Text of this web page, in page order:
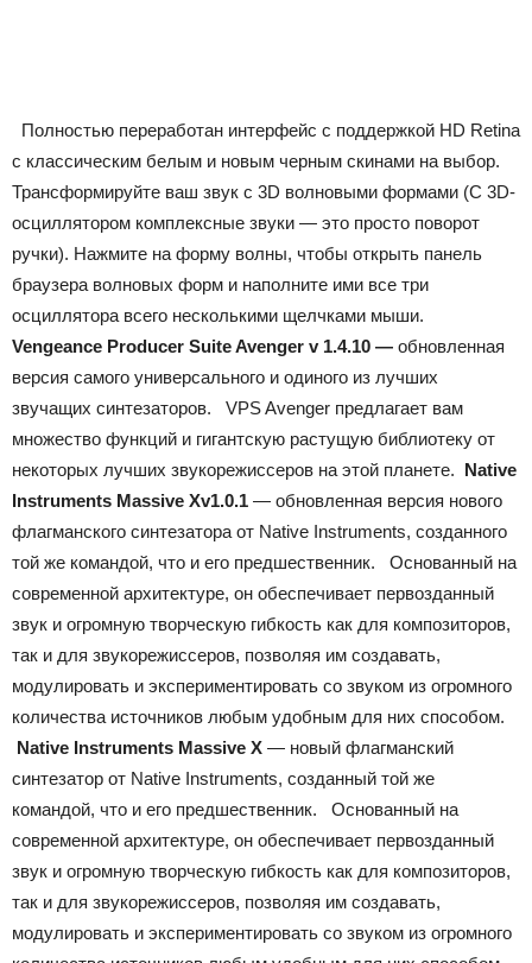
Полностью переработан интерфейс с поддержкой HD Retina
с классическим белым и новым черным скинами на выбор.
Трансформируйте ваш звук с 3D волновыми формами (С 3D-
осциллятором комплексные звуки — это просто поворот
ручки). Нажмите на форму волны, чтобы открыть панель
браузера волновых форм и наполните ими все три
осциллятора всего несколькими щелчками мыши.
Vengeance Producer Suite Avenger v 1.4.10 — обновленная
версия самого универсального и одиного из лучших
звучащих синтезаторов. VPS Avenger предлагает вам
множество функций и гигантскую растущую библиотеку от
некоторых лучших звукорежиссеров на этой планете. Native
Instruments Massive Xv1.0.1 — обновленная версия нового
флагманского синтезатора от Native Instruments, созданного
той же командой, что и его предшественник. Основанный на
современной архитектуре, он обеспечивает первозданный
звук и огромную творческую гибкость как для композиторов,
так и для звукорежиссеров, позволяя им создавать,
модулировать и экспериментировать со звуком из огромного
количества источников любым удобным для них способом.
Native Instruments Massive X — новый флагманский
синтезатор от Native Instruments, созданный той же
командой, что и его предшественник. Основанный на
современной архитектуре, он обеспечивает первозданный
звук и огромную творческую гибкость как для композиторов,
так и для звукорежиссеров, позволяя им создавать,
модулировать и экспериментировать со звуком из огромного